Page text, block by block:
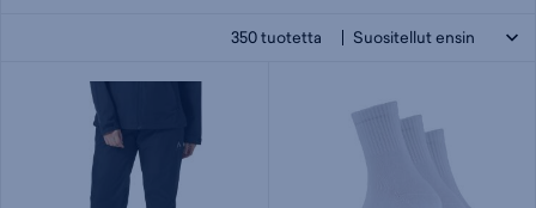
350tuotetta